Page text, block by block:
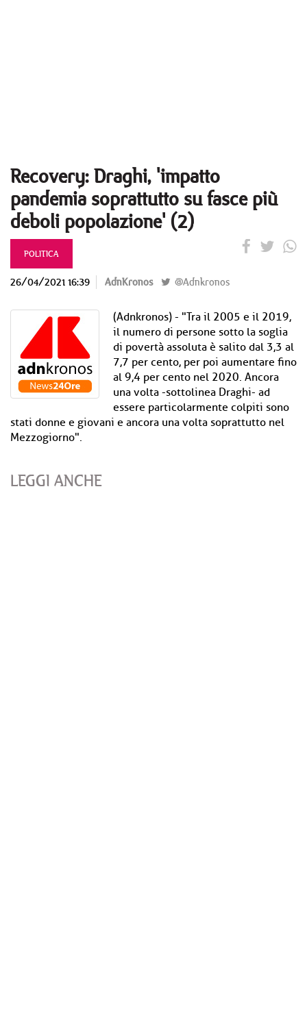
Recovery: Draghi, 'impatto
pandemia soprattutto su fasce più
deboli popolazione' (2)
POLITICA
26/04/2021 16:39 AdnKronos @Adnkronos
(Adnkronos) - "Tra il 2005 e il 2019,
il numero di persone sotto la soglia
di povertà assoluta è salito dal 3,3 al
7,7 per cento, per poi aumentare fino
al 9,4 per cento nel 2020. Ancora
una volta -sottolinea Draghi- ad
essere particolarmente colpiti sono
stati donne e giovani e ancora una volta soprattutto nel
Mezzogiorno".
LEGGI ANCHE